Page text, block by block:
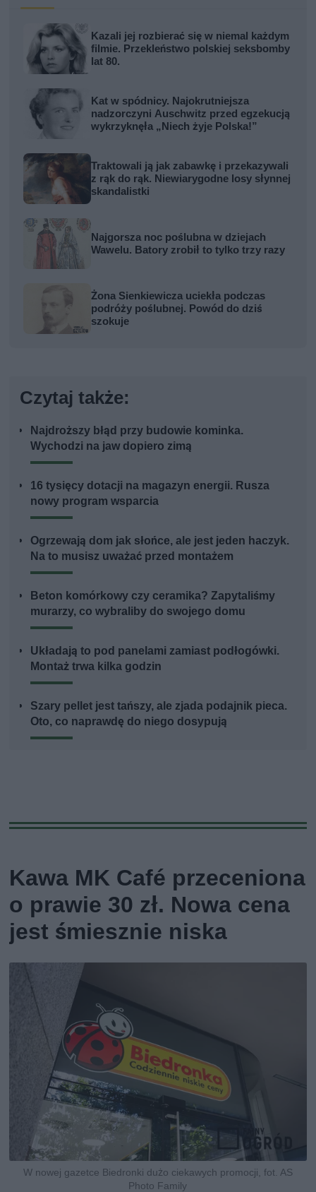
Kazali jej rozbierać się w niemal każdym
filmie. Przekleństwo polskiej seksbomby
lat 80.
Kat w spódnicy. Najokrutniejsza
nadzorczyni Auschwitz przed egzekucją
wykrzyknęła „Niech żyje Polska!”
Traktowali ją jak zabawkę i przekazywali
z rąk do rąk. Niewiarygodne losy słynnej
skandalistki
Najgorsza noc poślubna w dziejach
Wawelu. Batory zrobił to tylko trzy razy
Żona Sienkiewicza uciekła podczas
podróży poślubnej. Powód do dziś
szokuje
Czytaj także:
Najdroższy błąd przy budowie kominka.
Wychodzi na jaw dopiero zimą
16 tysięcy dotacji na magazyn energii. Rusza
nowy program wsparcia
Ogrzewają dom jak słońce, ale jest jeden haczyk.
Na to musisz uważać przed montażem
Beton komórkowy czy ceramika? Zapytaliśmy
murarzy, co wybraliby do swojego domu
Układają to pod panelami zamiast podłogówki.
Montaż trwa kilka godzin
Szary pellet jest tańszy, ale zjada podajnik pieca.
Oto, co naprawdę do niego dosypują
Kawa MK Café przeceniona
o prawie 30 zł. Nowa cena
jest śmiesznie niska
W nowej gazetce Biedronki dużo ciekawych promocji, fot. AS
Photo Family